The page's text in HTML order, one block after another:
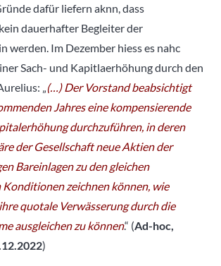
dafür liefern aknn, dass
dauerhafter Begleiter der
werden. Im Dezember hiess es nahc
Sach- und Kapitlaerhöhung durch den
„(…) Der Vorstand beabsichtigt
Jahres eine kompensierende
durchzuführen, in deren
der Gesellschaft neue Aktien der
Bareinlagen zu den gleichen
zeichnen können, wie
quotale Verwässerung durch die
ausgleichen zu können.“ (Ad-hoc,
)